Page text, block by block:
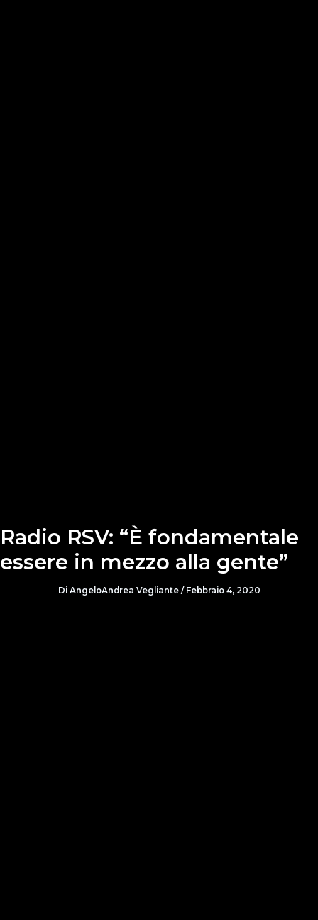
Radio RSV: “È fondamentale
essere in mezzo alla gente”
Di AngeloAndrea Vegliante / Febbraio 4, 2020